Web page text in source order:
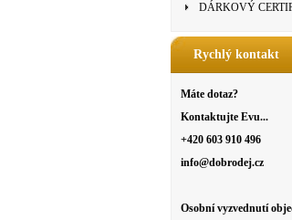
DÁRKOVÝ
Rychlý kontakt
Máte dotaz?
Kontaktujte Evu...
+420 603 910 496
info@dobrodej.cz
Osobní vyzvednutí